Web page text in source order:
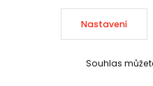
2025 © Dvorak-Karlik.cz –
EmpireDesign
Nastavení
Souhlas